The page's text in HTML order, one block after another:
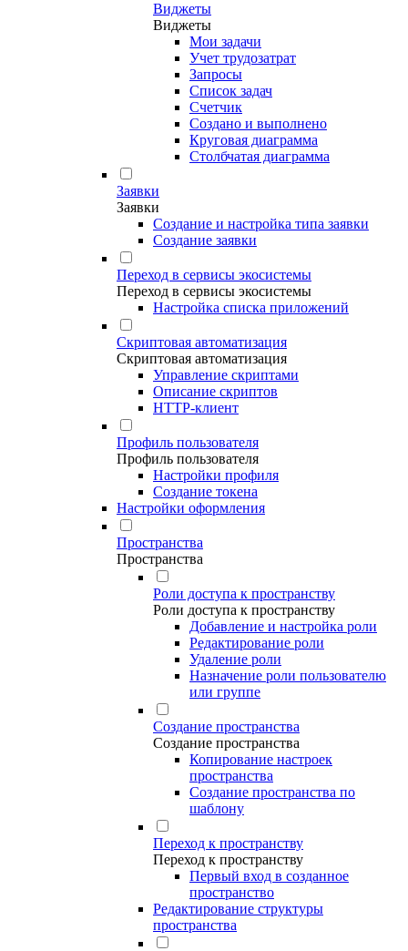
Виджеты
Виджеты
Мои задачи
Учет трудозатрат
Запросы
Список задач
Счетчик
Создано и выполнено
Круговая диаграмма
Столбчатая диаграмма
Заявки
Заявки
Создание и настройка типа заявки
Создание заявки
Переход в сервисы экосистемы
Переход в сервисы экосистемы
Настройка списка приложений
Скриптовая автоматизация
Скриптовая автоматизация
Управление скриптами
Описание скриптов
HTTP-клиент
Профиль пользователя
Профиль пользователя
Настройки профиля
Создание токена
Настройки оформления
Пространства
Пространства
Роли доступа к пространству
Роли доступа к пространству
Добавление и настройка роли
Редактирование роли
Удаление роли
Назначение роли пользователю
или группе
Создание пространства
Создание пространства
Копирование настроек
пространства
Создание пространства по
шаблону
Переход к пространству
Переход к пространству
Первый вход в созданное
пространство
Редактирование структуры
пространства